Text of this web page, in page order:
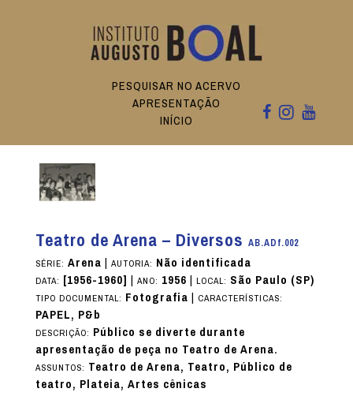
PESQUISAR NO ACERVO
APRESENTAÇÃO
INÍCIO
Teatro de Arena – Diversos AB.ADf.002
SÉRIE: Arena| AUTORIA: Não identificada
DATA: [1956-1960] | ANO: 1956| LOCAL: São Paulo (SP)
TIPO DOCUMENTAL: Fotografia| CARACTERÍSTICAS:
PAPEL, P&b
DESCRIÇÃO: Público se diverte durante
apresentação de peça no Teatro de Arena.
ASSUNTOS: Teatro de Arena, Teatro, Público de
teatro, Plateia, Artes cênicas